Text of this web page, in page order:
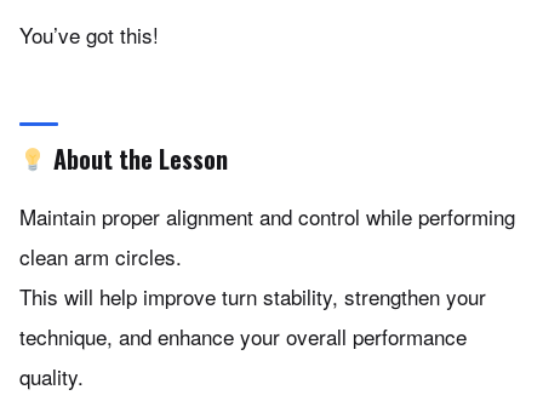
You’ve got this!
About the Lesson
Maintain proper alignment and control while performing
clean arm circles.
This will help improve turn stability, strengthen your
technique, and enhance your overall performance
quality.